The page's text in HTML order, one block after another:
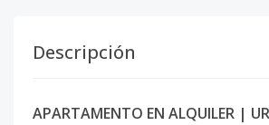
Descripción
APARTAMENTO EN ALQUILER |